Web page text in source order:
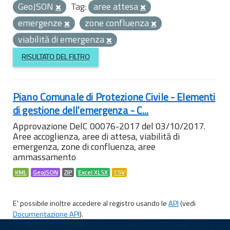
GeoJSON
Tag: aree attesa
emergenze
zone confluenza
viabilità di emergenza
RISULTATO DEL FILTRO
Piano Comunale di Protezione Civile - Elementi
di gestione dell'emergenza - C...
Approvazione DelC 00076-2017 del 03/10/2017.
Aree accoglienza, aree di attesa, viabilità di
emergenza, zone di confluenza, aree
ammassamento
KML GeoJSON ZIP Excel XLSX CSV
E' possibile inoltre accedere al registro usando leAPI(vedi
Documentazione API).